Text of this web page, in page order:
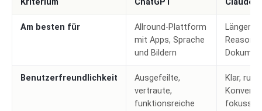
Kriterium ChatGPT Claude
Am besten für
Allround-Plattform
mit Apps, Sprache
und Bildern
Längere
Benutzerfreundlichkeit
Ausgefeilte,
vertraute,
funktionsreiche
Klar,